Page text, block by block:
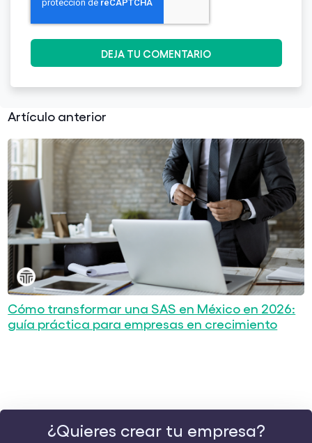
Artículo anterior
Cómo transformar una SAS en México en 2026:
guía práctica para empresas en crecimiento
¿Quieres crear tu empresa?